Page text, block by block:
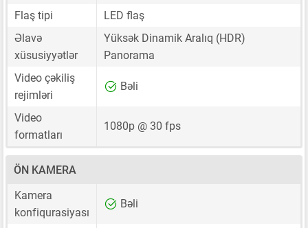
Flaş tipi
LED flaş
Əlavə
xüsusiyyətlər
Yüksək Dinamik Aralıq (HDR)
Panorama
Video çəkiliş
rejimləri
Bəli
Video
formatları
1080p @ 30 fps
ÖN KAMERA
Kamera
konfiqurasiyası
Bəli